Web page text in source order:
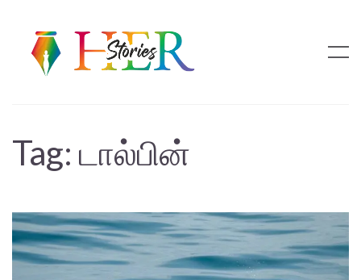
Tag: டால்பின்